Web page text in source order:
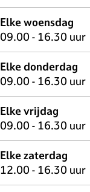
Elke woensdag
09.00 - 16.30 uur
Elke donderdag
09.00 - 16.30 uur
Elke vrijdag
09.00 - 16.30 uur
Elke zaterdag
12.00 - 16.30 uur